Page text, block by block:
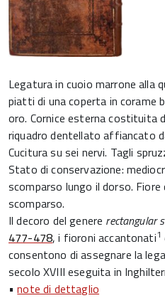
Legatura in cuoio marrone alla
piatti di una coperta in corame
oro. Cornice esterna costituita
riquadro dentellato affiancato
Cucitura su sei nervi. Tagli
Stato di conservazione:
scomparso lungo il dorso.
scomparso.
Il decoro del genere rectangular
477-478, i fioroni accantonati1
consentono di assegnare la
secolo XVIII eseguita in
•note di dettaglio